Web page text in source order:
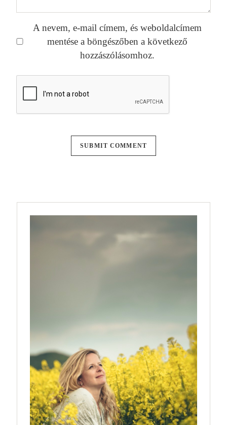
A nevem, e-mail címem, és weboldalcímem
mentése a böngészőben a következő
hozzászólásomhoz.